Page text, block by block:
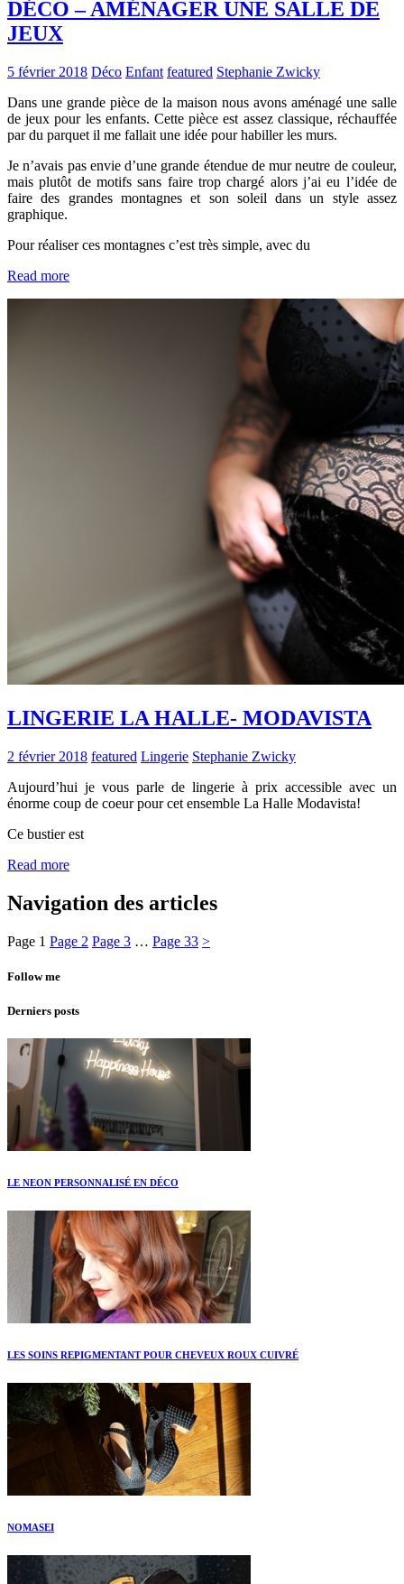
DÉCO – AMÉNAGER UNE SALLE DE
JEUX
5 février 2018 Déco Enfant featured Stephanie Zwicky
Dans une grande pièce de la maison nous avons aménagé une salle
de jeux pour les enfants. Cette pièce est assez classique, réchauffée
par du parquet il me fallait une idée pour habiller les murs.
Je n’avais pas envie d’une grande étendue de mur neutre de couleur,
mais plutôt de motifs sans faire trop chargé alors j’ai eu l’idée de
faire des grandes montagnes et son soleil dans un style assez
graphique.
Pour réaliser ces montagnes c’est très simple, avec du
Read more
LINGERIE LA HALLE- MODAVISTA
2 février 2018 featured Lingerie Stephanie Zwicky
Aujourd’hui je vous parle de lingerie à prix accessible avec un
énorme coup de coeur pour cet ensemble La Halle Modavista!
Ce bustier est
Read more
Navigation des articles
Page 1 Page 2 Page 3 … Page 33 >
Follow me
Derniers posts
LE NEON PERSONNALISÉ EN DÉCO
LES SOINS REPIGMENTANT POUR CHEVEUX ROUX CUIVRÉ
NOMASEI